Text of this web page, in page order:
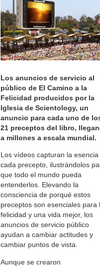
Los anuncios de servicio al
público de El Camino a la
Felicidad producidos por la
Iglesia de Scientology, un
anuncio para cada uno de
21 preceptos del libro,
a millones a escala mundial.
Los vídeos capturan la esencia
cada precepto, ilustrándolos
que todo el mundo pueda
entenderlos. Elevando la
consciencia de porqué estos
preceptos son esenciales para
felicidad y una vida mejor, los
anuncios de servicio público
ayudan a cambiar actitudes y
cambiar puntos de vista.
Aunque se crearon